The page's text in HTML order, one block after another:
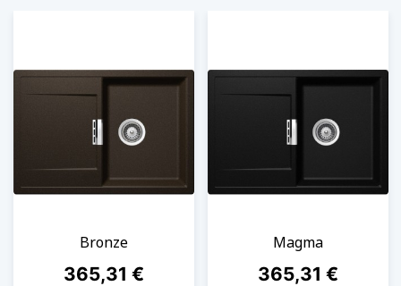
Bronze
Cena
365,31 €
Magma
Cena
365,31 €